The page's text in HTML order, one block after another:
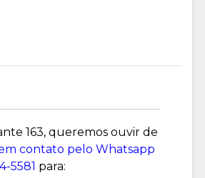
163, queremos ouvir de
contato pelo Whatsapp
5581 para: